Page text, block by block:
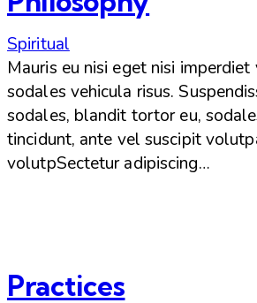
Spiritual
Mauris eu nisi eget nisi
sodales vehicula risus.
sodales, blandit tortor eu,
tincidunt, ante vel suscipit
volutpSectetur adipiscing…
Practices